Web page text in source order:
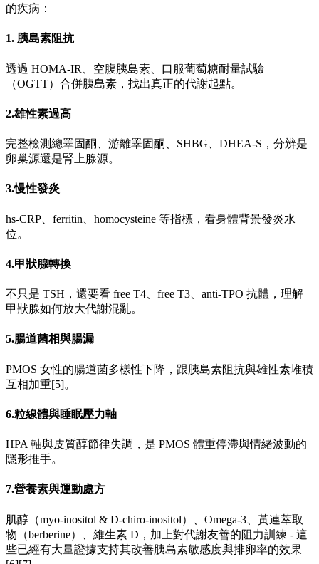
的疾病：
1. 胰島素阻抗
透過 HOMA-IR、空腹胰島素、口服葡萄糖耐量試驗
（OGTT）合併胰島素，找出真正的代謝起點。
2.雄性素過高
完整檢測總睪固酮、游離睪固酮、SHBG、DHEA-S，分辨是
卵巢源還是腎上腺源。
3.慢性發炎
hs-CRP、ferritin、homocysteine 等指標，看身體背景發炎水
位。
4.甲狀腺轉換
不只是 TSH，還要看 free T4、free T3、anti-TPO 抗體，理解
甲狀腺如何放大代謝混亂。
5.腸道菌相與腸漏
PMOS 女性的腸道菌多樣性下降，跟胰島素阻抗與雄性素堆積
互相加重[5]。
6.粒線體與睡眠壓力軸
HPA 軸與皮質醇節律失調，是 PMOS 體重停滯與情緒波動的
隱形推手。
7.營養素與運動處方
肌醇（myo-inositol & D-chiro-inositol）、Omega-3、黃連萃取
物（berberine）、維生素 D，加上對代謝友善的阻力訓練 - 這
些已經有大量證據支持其改善胰島素敏感度與排卵率的效果